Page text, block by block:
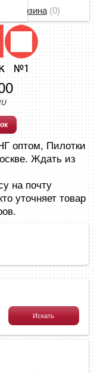
оптом, Пилотки
Ждать из
на почту
уточняет товар
Корзина(0)